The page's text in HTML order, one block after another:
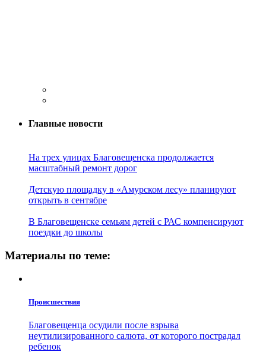
Главные новости
На трех улицах Благовещенска продолжается
масштабный ремонт дорог
Детскую площадку в «Амурском лесу» планируют
открыть в сентябре
В Благовещенске семьям детей с РАС компенсируют
поездки до школы
Материалы по теме:
Проиcшествия
Благовещенца осудили после взрыва
неутилизированного салюта, от которого пострадал
ребенок